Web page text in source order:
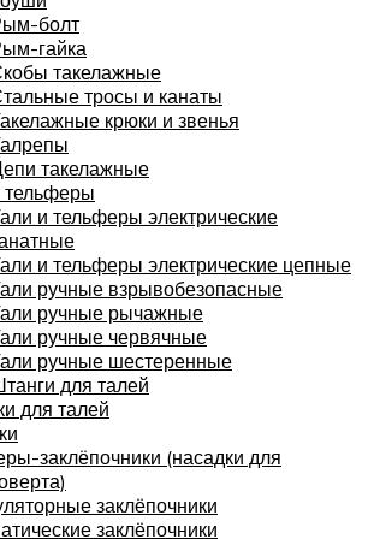
болт
гайка
такелажные
тросы и канаты
крюки и звенья
такелажные
тельферы
и тельферы электрические
и тельферы электрические цепные
ручные взрывобезопасные
ручные рычажные
ручные червячные
ручные шестеренные
для талей
для талей
заклёпочники (насадки для
заклёпочники
заклёпочники